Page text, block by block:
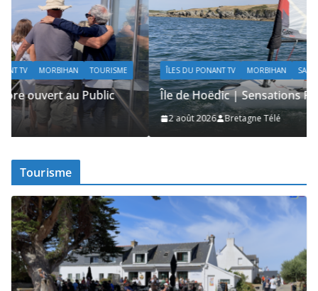
ÎLES DU PONANT TV MORBIHAN SAILING / VOILE / NAUTISME
Île de Hoëdic | Sensations Fortes en Open Skiff
2 août 2026 Bretagne Télé
Tourisme